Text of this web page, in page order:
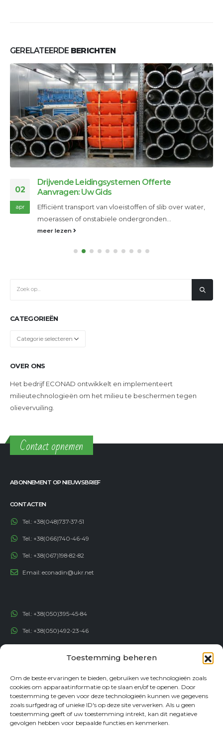
Toestemming beheren
Om de beste ervaringen te bieden, gebruiken we technologieën zoals
cookies om apparaatinformatie op te slaan en/of te openen. Door
toestemming te geven voor deze technologieën kunnen we gegevens
zoals surfgedrag of unieke ID's op deze site verwerken. Als u geen
toestemming geeft of uw toestemming intrekt, kan dit negatieve
gevolgen hebben voor bepaalde functies en kenmerken.
GERELATEERDE BERICHTEN
02
apr
Drijvende Leidingsystemen Offerte
Aanvragen: Uw Gids
Efficiënt transport van vloeistoffen of slib over water,
moerassen of onstabiele ondergronden...
meer lezen
CATEGORIEËN
Categorieën
OVER ONS
Het bedrijf ECONAD ontwikkelt en implementeert
milieutechnologieën om het milieu te beschermen tegen
olievervuiling.
Contact opnemen
ABONNEMENT OP NIEUWSBRIEF
CONTACTEN
Tel.: +38(048)737-37-51
Tel.: +38(066)740-46-49
Tel.: +38(067)198-82-82
Email: econadin@ukr.net
Tel.: +38(050)395-45-84
Tel.: +38(050)492-23-46
SOCIALE NETWERKEN